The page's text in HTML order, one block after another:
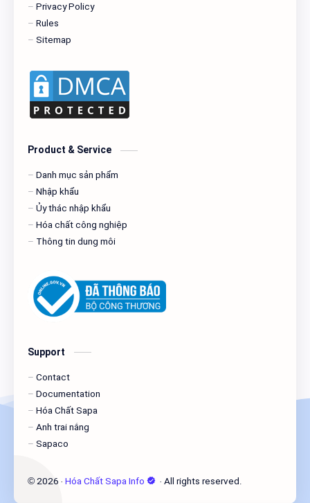
Privacy Policy
Rules
Sitemap
Product & Service
Danh mục sản phẩm
Nhập khẩu
Ủy thác nhập khẩu
Hóa chất công nghiệp
Thông tin dung môi
Support
Contact
Documentation
Hóa Chất Sapa
Anh trai nắng
Sapaco
© 2026 ‧ Hóa Chất Sapa Info ‧ All rights reserved.